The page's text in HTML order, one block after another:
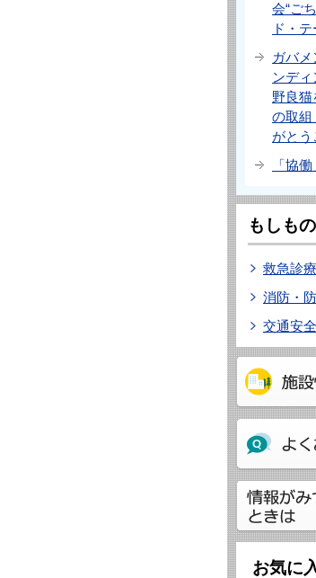
会“ご
ド・
ガバ
ンデ
野良猫
の取組
がとう
「協
もしも
救急診療
消防・
交通安
お気に